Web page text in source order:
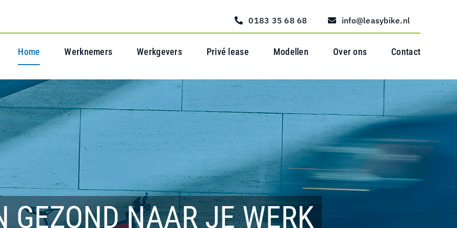
0183 35 68 68 info@leasybike.nl
Home Werknemers Werkgevers Privé lease Modellen Over ons Contact
GEZOND NAAR JE WERK